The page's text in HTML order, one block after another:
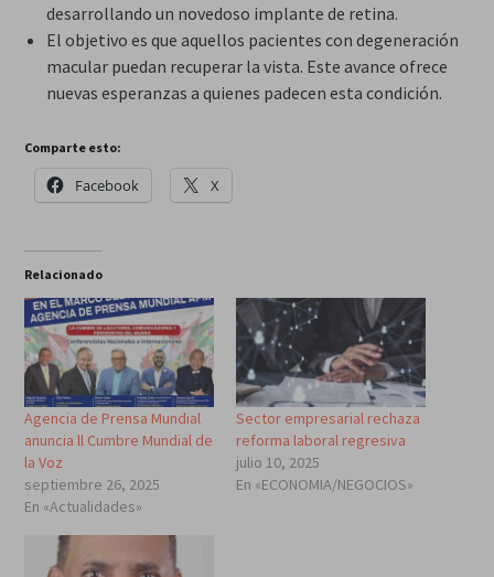
desarrollando un novedoso implante de retina.
El objetivo es que aquellos pacientes con degeneración
macular puedan recuperar la vista. Este avance ofrece
nuevas esperanzas a quienes padecen esta condición.
Comparte esto:
Facebook X
Relacionado
Agencia de Prensa Mundial
anuncia ll Cumbre Mundial de
la Voz
septiembre 26, 2025
En «Actualidades»
Sector empresarial rechaza
reforma laboral regresiva
julio 10, 2025
En «ECONOMIA/NEGOCIOS»